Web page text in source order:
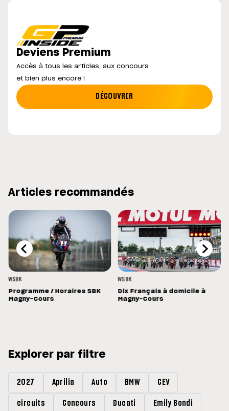
Deviens Premium
Accès à tous les articles, aux concours
et bien plus encore !
DÉCOUVRIR
Articles recommandés
WSBK
Programme / Horaires SBK
Magny-Cours
WSBK
Dix Français à domicile à
Magny-Cours
Explorer par filtre
2027 Aprilia Auto BMW CEV
circuits Concours Ducati Emily Bondi